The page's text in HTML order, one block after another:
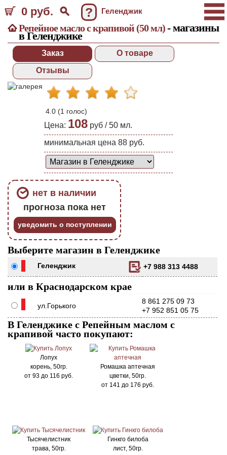
0 руб. ? Геленджик
Репейное масло с крапивой (50 мл)- магазины
в Геленджике
Заказ
О товаре
Отзывы
4.0 (1 голос)
Цена: 108 руб /50 мл.
минимальная цена 88 руб.
нет в наличии
прогноза пока нет
уведомить о поступлении
Выберите магазин в Геленджике
Геленджик +7 988 313 4488
или в Краснодарском крае
ул.Горького
8 861 275 09 73
+7 952 851 05 75
В Геленджике с Репейным маслом с
крапивой часто покупают:
Лопух
корень, 50гр.
от 93 до 116 руб.
Ромашка аптечная
цветки, 50гр.
от 141 до 176 руб.
Тысячелистник
трава, 50гр.
Гинкго билоба
лист, 50гр.